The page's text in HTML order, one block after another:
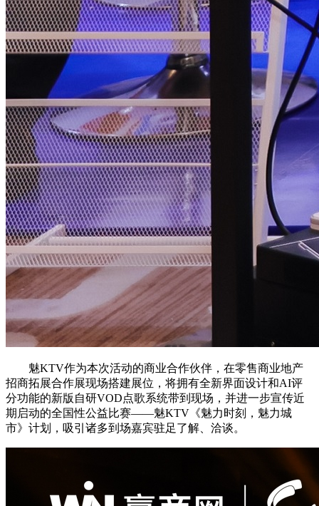
魅KTV作为本次活动的商业合作伙伴，在零售商业地产
招商拓展合作展现场搭建展位，将拥有全新界面设计和AI评
分功能的新版自研VOD点歌系统带到现场，并进一步宣传近
期启动的全国性公益比赛——魅KTV《魅力时刻，魅力城
市》计划，吸引诸多到场嘉宾驻足了解、洽谈。